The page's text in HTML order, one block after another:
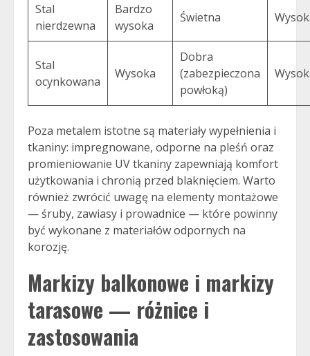
Stal
nierdzewna
Bardzo
wysoka
Świetna
Stal
ocynkowana
Wysoka
Dobra
(zabezpieczona
powłoką)
Poza metalem istotne są materiały wypełnienia i
tkaniny: impregnowane, odporne na pleśń oraz
promieniowanie UV tkaniny zapewniają komfort
użytkowania i chronią przed blaknięciem. Warto
również zwrócić uwagę na elementy montażowe
— śruby, zawiasy i prowadnice — które powinny
być wykonane z materiałów odpornych na
korozję.
Markizy balkonowe i markizy
tarasowe — różnice i
zastosowania